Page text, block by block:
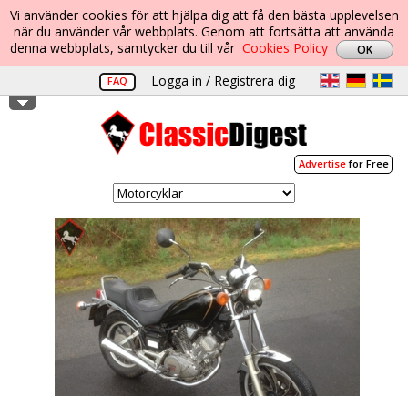
Vi använder cookies för att hjälpa dig att få den bästa upplevelsen
när du använder vår webbplats. Genom att fortsätta att använda
denna webbplats, samtycker du till vår Cookies Policy
FAQ Logga in / Registrera dig
Advertisefor Free